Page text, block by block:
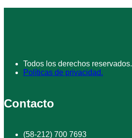
Todos los derechos reservados.
Políticas de privacidad.
Contacto
(58-212) 700 7693